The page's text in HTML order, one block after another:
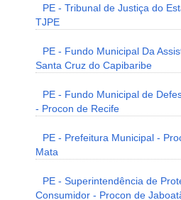
PE - Tribunal de Justiça do
TJPE
PE - Fundo Municipal Da
Santa Cruz do Capibaribe
PE - Fundo Municipal de
- Procon de Recife
PE - Prefeitura Municipal -
Mata
PE - Superintendência de
Consumidor - Procon de